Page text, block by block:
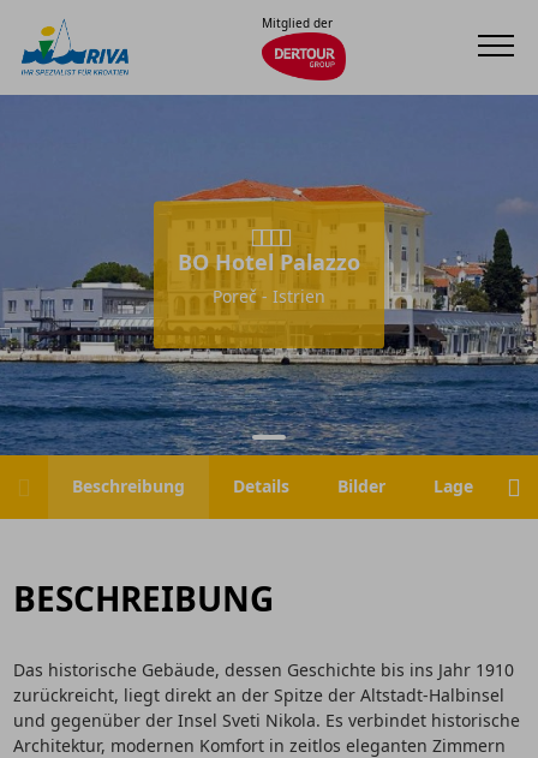
Mitglied der
BO Hotel Palazzo
Poreč - Istrien
Beschreibung Details Bilder Lage
BESCHREIBUNG
Das historische Gebäude, dessen Geschichte bis ins Jahr 1910
zurückreicht, liegt direkt an der Spitze der Altstadt-Halbinsel
und gegenüber der Insel Sveti Nikola. Es verbindet historische
Architektur, modernen Komfort in zeitlos eleganten Zimmern